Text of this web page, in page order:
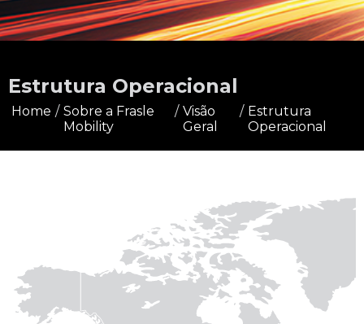
Estrutura Operacional
Home / Sobre a Frasle
Mobility
/ Visão
Geral
/ Estrutura
Operacional